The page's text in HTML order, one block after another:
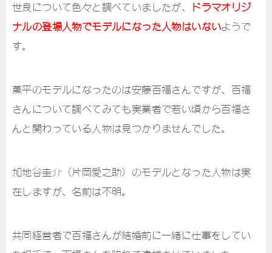
世良について色々と調べていましたが、
ドラマオリジ
ナルの登場人物でモデルになった人物はいないようで
す。
萬平のモデルになったのは安藤百福さんですが、百福
さんについて調べてみても実業者で若い頃から百福さ
んと関わっている人物は見つかりませんでした。
加地谷圭介（片岡愛之助）のモデルとなった人物は実
在しますが、名前は不明。
共同経営者で百福さんが結婚前に一緒に仕事をしてい